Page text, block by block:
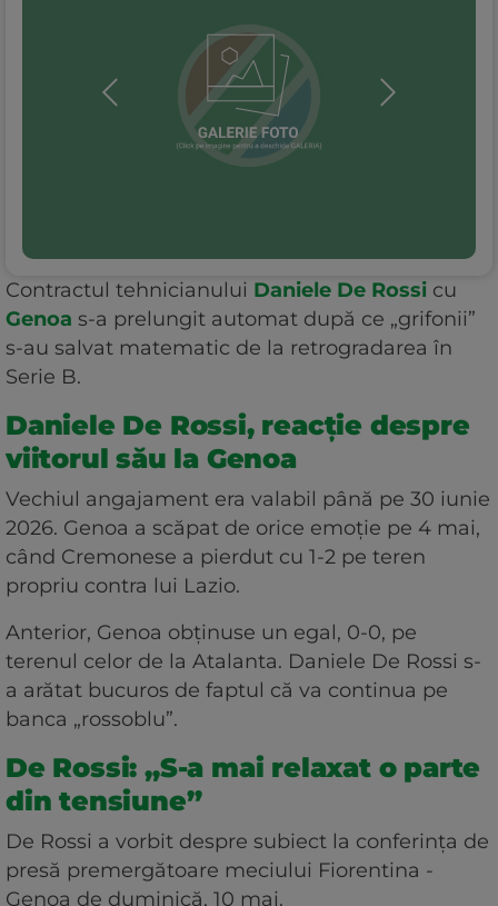
Contractul tehnicianului Daniele De Rossi cu
Genoa s-a prelungit automat după ce „grifonii”
s-au salvat matematic de la retrogradarea în
Serie B.
Daniele De Rossi, reacție despre
viitorul său la Genoa
Vechiul angajament era valabil până pe 30 iunie
2026. Genoa a scăpat de orice emoție pe 4 mai,
când Cremonese a pierdut cu 1-2 pe teren
propriu contra lui Lazio.
Anterior, Genoa obținuse un egal, 0-0, pe
terenul celor de la Atalanta. Daniele De Rossi s-
a arătat bucuros de faptul că va continua pe
banca „rossoblu”.
De Rossi: „S-a mai relaxat o parte
din tensiune”
De Rossi a vorbit despre subiect la conferința de
presă premergătoare meciului Fiorentina -
Genoa de duminică, 10 mai.